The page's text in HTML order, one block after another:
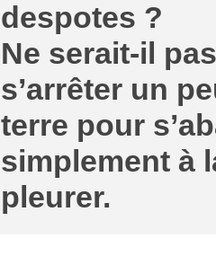
despotes ?
Ne serait-il
s’arrêter un
terre pour
simplement à
pleurer.